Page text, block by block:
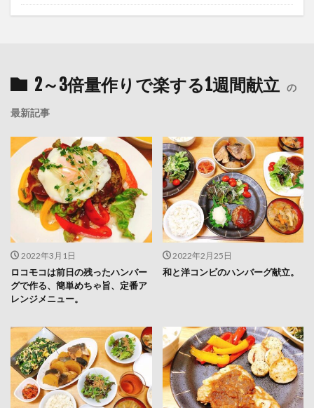
2～3倍量作りで楽する1週間献立 の
最新記事
2022年3月1日
ロコモコは前日の残ったハンバー
グで作る、簡単めちゃ旨、定番ア
レンジメニュー。
2022年2月25日
和と洋コンビのハンバーグ献立。